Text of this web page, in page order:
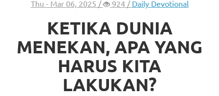
Thu - Mar 06, 2025 / 924 / Daily Devotional
KETIKA DUNIA
MENEKAN, APA YANG
HARUS KITA
LAKUKAN?